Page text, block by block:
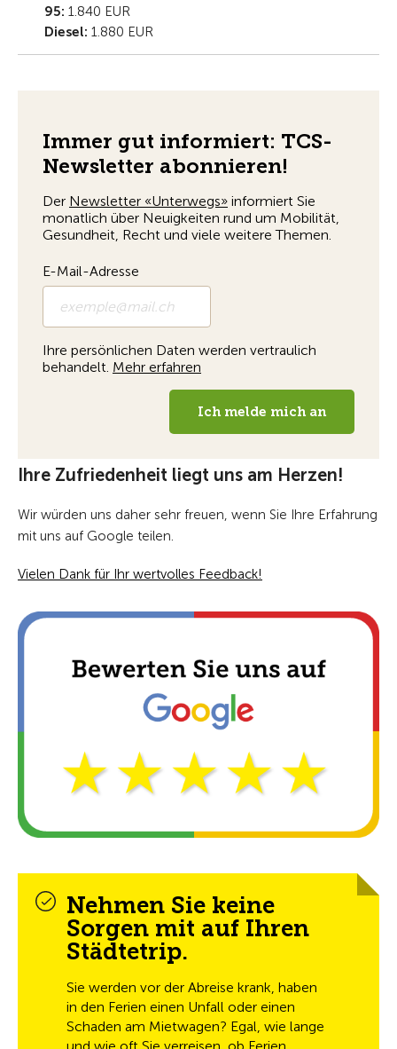
95: 1.840 EUR
Diesel: 1.880 EUR
Ihre Zufriedenheit liegt uns am Herzen!
Wir würden uns daher sehr freuen, wenn Sie Ihre Erfahrung
mit uns auf Google teilen.
Vielen Dank für Ihr wertvolles Feedback!
Nehmen Sie keine
Sorgen mit auf Ihren
Städtetrip.
Sie werden vor der Abreise krank, haben
in den Ferien einen Unfall oder einen
Schaden am Mietwagen? Egal, wie lange